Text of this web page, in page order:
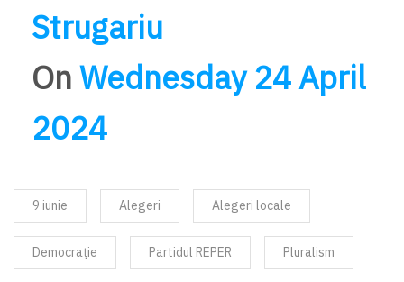
Strugariu
OnWednesday 24 April
2024
9 iunie Alegeri Alegeri locale
Democrație Partidul REPER Pluralism